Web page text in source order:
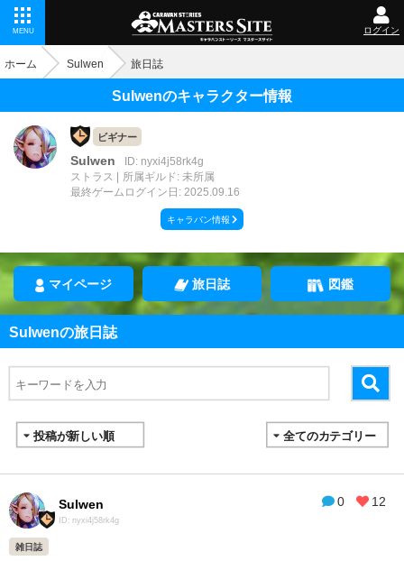
MENU ログイン
ホーム Sulwen 旅日誌
Sulwenのキャラクター情報
ビギナー
Sulwen
ID: nyxi4j58rk4g
ストラス
所属ギルド: 未所属
最終ゲームログイン日: 2025.09.16
キャラバン情報
マイページ 旅日誌 図鑑
Sulwenの旅日誌
0 12
Sulwen
ID: nyxi4j58rk4g
雑日誌